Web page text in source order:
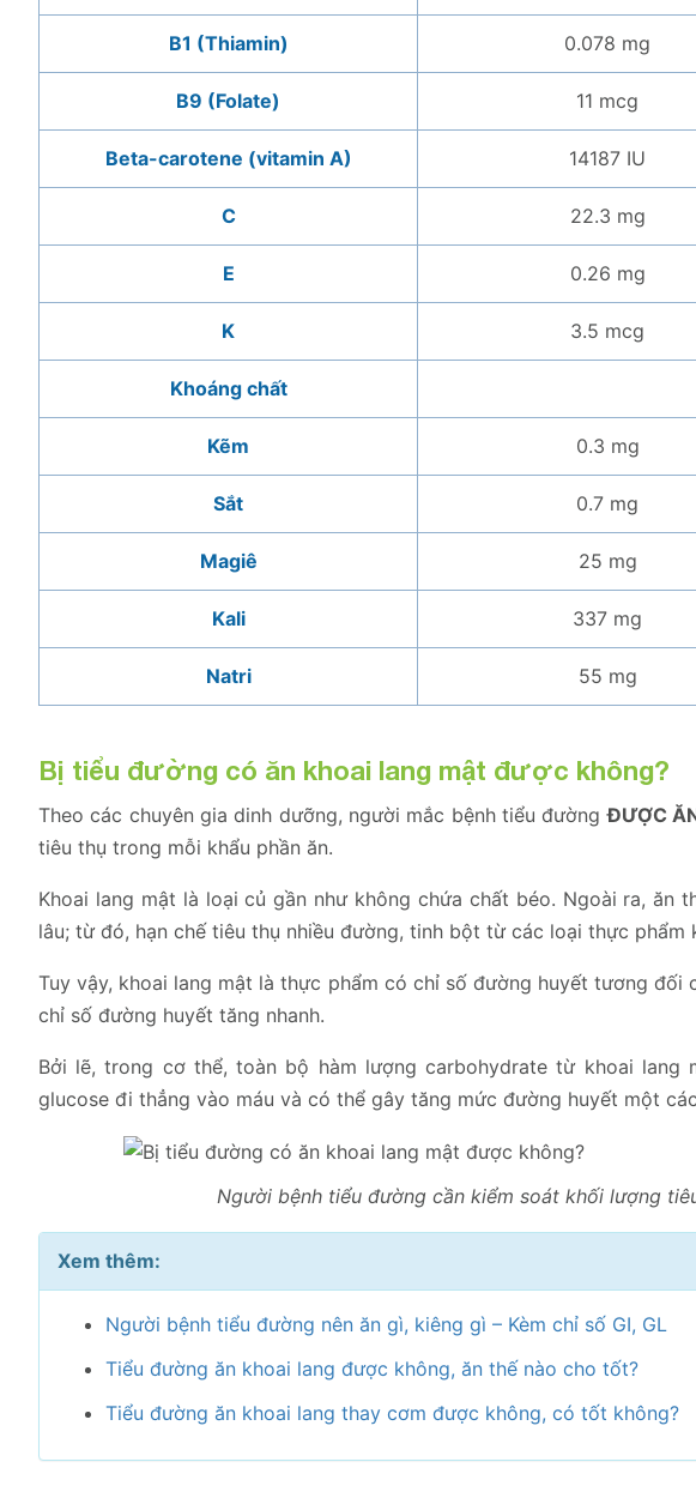
B1 (Thiamin) 0.078 mg
B9 (Folate) 11 mcg
Beta-carotene (vitamin A) 14187 IU
C 22.3 mg
E 0.26 mg
K 3.5 mcg
Khoáng chất
Kẽm 0.3 mg
Sắt 0.7 mg
Magiê 25 mg
Kali 337 mg
Natri 55 mg
Bị tiểu đường có ăn khoai lang mật được không?
Theo các chuyên gia dinh dưỡng, người mắc bệnh tiểu đườngĐƯỢC
tiêu thụ trong mỗi khẩu phần ăn.
Khoai lang mật là loại củ gần như không chứa chất béo. Ngoài ra, ăn
lâu; từ đó, hạn chế tiêu thụ nhiều đường, tinh bột từ các loại thực phẩm
Tuy vậy, khoai lang mật là thực phẩm có chỉ số đường huyết tương
chỉ số đường huyết tăng nhanh.
Bởi lẽ, trong cơ thể, toàn bộ hàm lượng carbohydrate từ khoai lang
glucose đi thẳng vào máu và có thể gây tăng mức đường huyết một
Người bệnh tiểu đường cần kiểm soát khối lượng
Xem thêm:
Người bệnh tiểu đường nên ăn gì, kiêng gì – Kèm chỉ số GI, GL
Tiểu đường ăn khoai lang được không, ăn thế nào cho tốt?
Tiểu đường ăn khoai lang thay cơm được không, có tốt không?